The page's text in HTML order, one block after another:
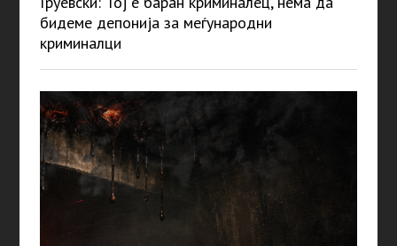
бидеме депонија за меѓународни
криминалци